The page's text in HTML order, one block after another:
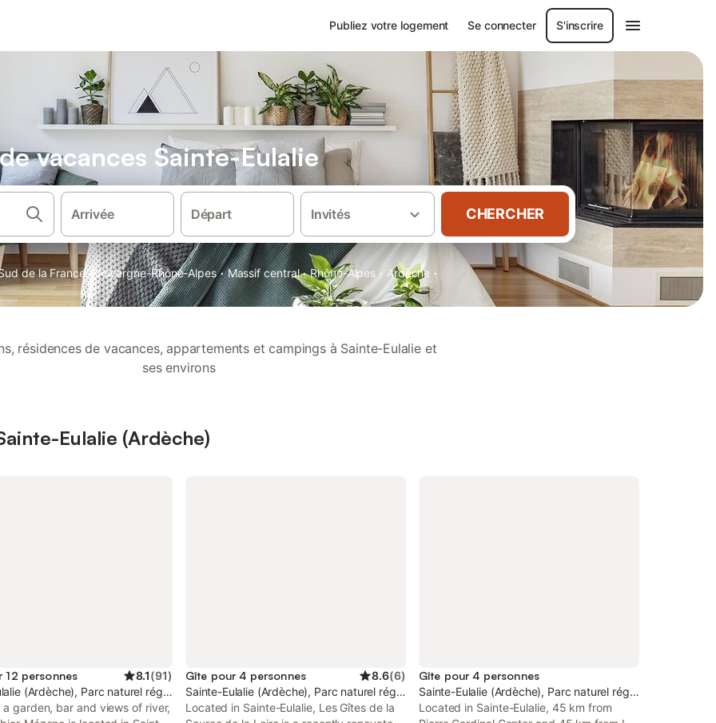
Publiez votre logement Se connecter S'inscrire
vacances Sainte-Eulalie
Arrivée Départ Invités CHERCHER
de la France · Auvergne-Rhône-Alpes · Massif central · Rhône-Alpes · Ardèche ·
résidences de vacances, appartements et campings à Sainte-Eulalie et
ses environs
Eulalie (Ardèche)
d'Ardèche
12 personnes 8.1(91)
(Ardèche), Parc naturel régional des Monts d'Ardèche
a garden, bar and views of river,
Gîte pour 4 personnes 8.6(6)
Sainte-Eulalie (Ardèche), Parc naturel régional des Monts d'Ardèche
Located in Sainte-Eulalie, Les Gîtes de la
Gîte pour 4 personnes
Sainte-Eulalie (Ardèche), Parc naturel régional des Monts
Located in Sainte-Eulalie, 45 km from